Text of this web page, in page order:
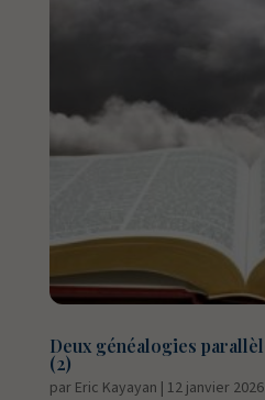
Deux généalogies
(2)
par Eric Kayayan | 12 janvier 2026